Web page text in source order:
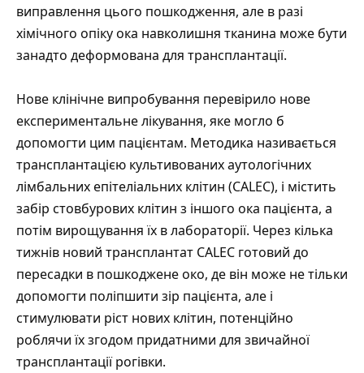
виправлення цього пошкодження, але в разі
хімічного опіку ока навколишня тканина може бути
занадто деформована для трансплантації.
Нове клінічне випробування перевірило нове
експериментальне лікування, яке могло б
допомогти цим пацієнтам. Методика називається
трансплантацією культивованих аутологічних
лімбальних епітеліальних клітин (CALEC), і містить
забір стовбурових клітин з іншого ока пацієнта, а
потім вирощування їх в лабораторії. Через кілька
тижнів новий трансплантат CALEC готовий до
пересадки в пошкоджене око, де він може не тільки
допомогти поліпшити зір пацієнта, але і
стимулювати ріст нових клітин, потенційно
роблячи їх згодом придатними для звичайної
трансплантації рогівки.